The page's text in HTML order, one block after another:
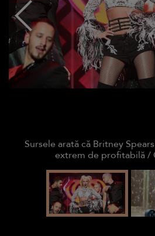
Sursele arată că Britney
extrem de profitabilă /